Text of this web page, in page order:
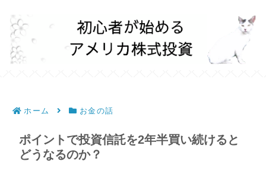
ホーム お金の話
ポイントで投資信託を2年半買い続けると
どうなるのか？